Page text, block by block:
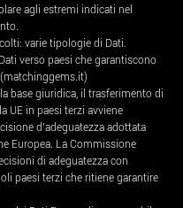
agli estremi indicati nel
varie tipologie di Dati.
verso paesi che garantiscono
base giuridica, il trasferimento di
UE in paesi terzi avviene
d’adeguatezza adottata
Europea. La Commissione
di adeguatezza con
paesi terzi che ritiene garantire